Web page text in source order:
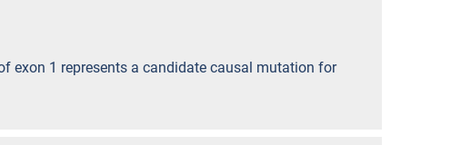
exon 1 represents a candidate causal mutation for